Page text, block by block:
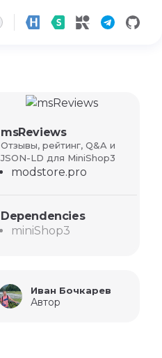
msReviews
Отзывы, рейтинг, Q&A и
JSON-LD для MiniShop3
modstore.pro
Dependencies
miniShop3
Иван Бочкарев
Автор